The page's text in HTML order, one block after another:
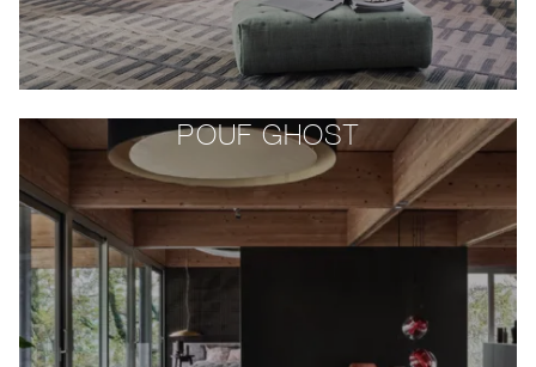
POUF GHOST